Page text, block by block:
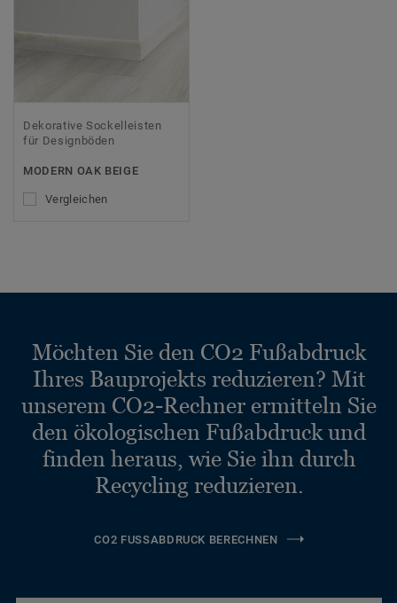
Dekorative Sockelleisten
für Designböden
MODERN OAK BEIGE
Vergleichen
Möchten Sie den CO2 Fußabdruck
Ihres Bauprojekts reduzieren? Mit
unserem CO2-Rechner ermitteln Sie
den ökologischen Fußabdruck und
finden heraus, wie Sie ihn durch
Recycling reduzieren.
CO2 FUSSABDRUCK BERECHNEN